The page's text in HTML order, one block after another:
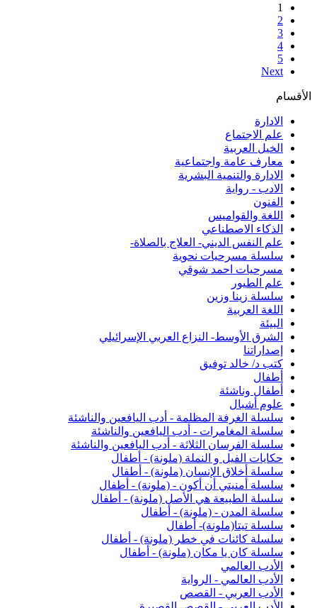
1
2
3
4
5
Next
الأقسام
الادارة
علم الاجتماع
الخيل العربية
معارف عامة واجتماعية
الادارة والتنمية البشرية
الادب - رواية
الفنون
اللغة والقواميس
الذكاء الاصطناعي
علم النفس الديني- العلاج بالصلاة-
سلسلة مسرحيات نحوية
مسرحيات احمد شوقي
علم الطيور
سلسلة زينا وزين
اللغة العربية
البيئة
الشرق الأوسط- النزاع العربي الإسرائيلي
إصداراتنا
كتب د/ خالد توفيق
أطفال
أطفال وناشئة
علوم أشبال
سلسلة الغرفة المظلمة - أدب اليافعين والناشئة
سلسلة المغامرات - أدب اليافعين والناشئة
سلسلة الفرسان الثلاثة - أدب اليافعين والناشئة
حكايات الفيل و النملة (ملونة) - أطفال
سلسلة أخلاق الإنسان (ملونة) - أطفال
سلسلة أمنيتي أن أكون - (ملونة) - أطفال
سلسلة الطبيعة هي الأصل (ملونة) - أطفال
سلسلة المدن - (ملونة) - أطفال
سلسلة تيتا(ملونة)- أطفال
سلسلة كائنات في خطر (ملونة) - أطفال
سلسلة كان يا مكان (ملونة) - أطفال
الأدب العالمي
الأدب العالمي - الرواية
الأدب العربي - القصص